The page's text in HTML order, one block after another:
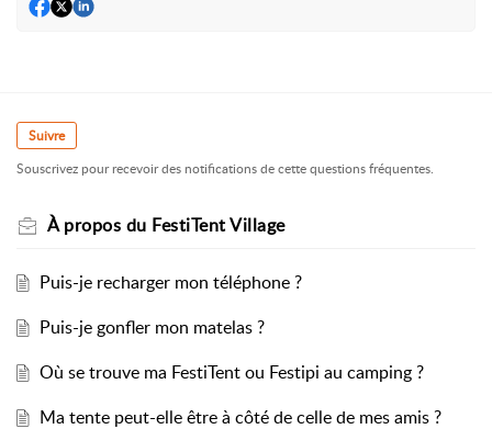
Suivre
Souscrivez pour recevoir des notifications de cette questions fréquentes.
À propos du FestiTent Village
Puis-je recharger mon téléphone ?
Puis-je gonfler mon matelas ?
Où se trouve ma FestiTent ou Festipi au camping ?
Ma tente peut-elle être à côté de celle de mes amis ?